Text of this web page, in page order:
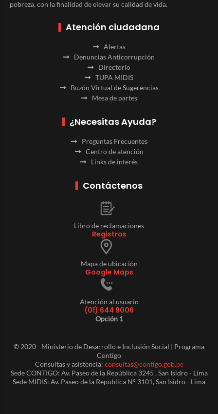
pobreza, con la finalidad de elevar su calidad de vida.
Atención ciudadana
Alertas
Denuncias Anticorrupción
Directorio
TUPA MIDIS
Buzón Virtual de Sugerencias
Mesa de partes
¿Necesitas Ayuda?
Preguntas Frecuentes
Centro de atención
Links de interés
Contáctenos
Libro de reclamaciones
Registros
Mapa de ubicación
Google Maps
Atención al usuario
(01) 644 9006
Opción 1
© 2020 - Ministerio de Desarrollo e Inclusión Social | Programa
Contigo
Consultas y asistencia: consultas@contigo.gob.pe
Sede CONTIGO: Av. Paseo de la República 3245 , San Isidro - Lima
Sede MIDIS: Av. Paseo de la Republica N° 3101, San Isidro - Lima